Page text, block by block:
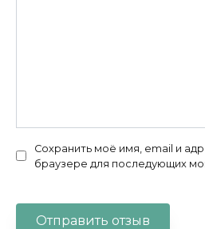
Сохранить моё имя, email и
браузере для последующих